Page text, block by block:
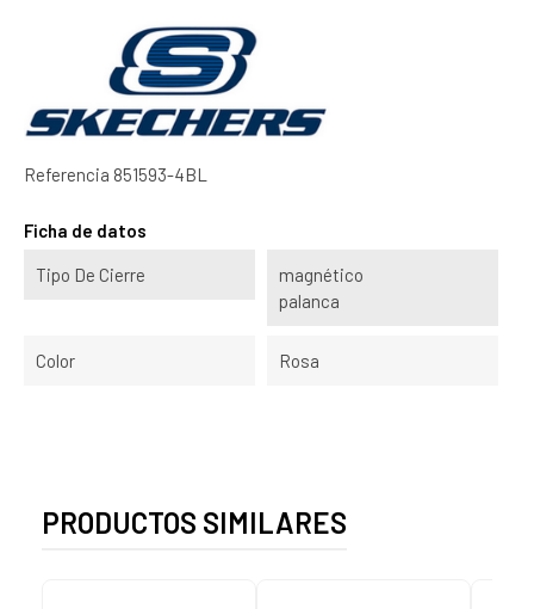
Referencia 851593-4BL
Ficha de datos
Tipo De Cierre
magnético
palanca
Color Rosa
PRODUCTOS SIMILARES